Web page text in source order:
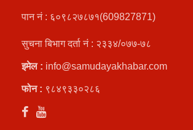
पान नं : ६०९८२७८७१(609827871)
सुचना बिभाग दर्ता नं : २३३४/०७७-७८
इमेल : info@samudayakhabar.com
फोन : ९८४९३३०२८६